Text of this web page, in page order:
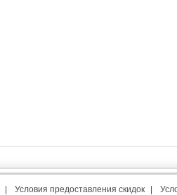
Условия предоставления скидок